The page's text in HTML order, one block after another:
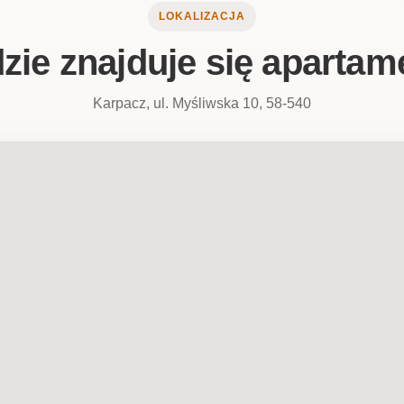
LOKALIZACJA
znajduje się
Karpacz, ul. Myśliwska 10, 58-540